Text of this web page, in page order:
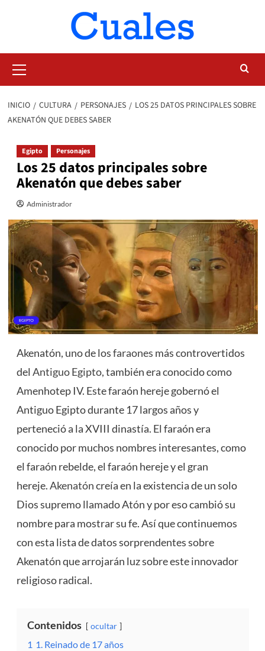
primario
INICIO CULTURA PERSONAJES
LOS 25 DATOS PRINCIPALES SOBRE
AKENATÓN QUE DEBES SABER
Egipto Personajes
Los 25 datos principales sobre
Akenatón que debes saber
Administrador
Akenatón, uno de losfaraones más controvertidos
del Antiguo Egipto, también era conocido como
Amenhotep IV. Este faraón hereje gobernó el
Antiguo Egipto durante 17 largos años y
perteneció a la XVIII dinastía. El faraón era
conocido por muchos nombres interesantes, como
el faraón rebelde, el faraón hereje y el gran
hereje.Akenatóncreía en la existencia de un solo
Dios supremo llamado Atón y por eso cambió su
nombre para mostrar su fe. Así que continuemos
con esta lista de datos sorprendentes sobre
Akenatón que arrojarán luz sobre este innovador
religioso radical.
Contenidos ocultar
1 1. Reinado de 17 años